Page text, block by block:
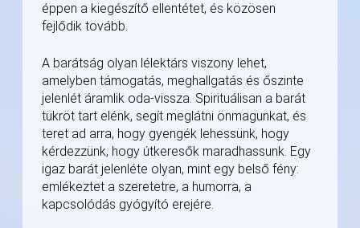
éppen a kiegészítő ellentétet, és közösen
fejlődik tovább.
A barátság olyan lélektárs viszony lehet,
amelyben támogatás, meghallgatás és őszinte
jelenlét áramlik oda-vissza. Spirituálisan a barát
tükröt tart elénk, segít meglátni önmagunkat, és
teret ad arra, hogy gyengék lehessünk, hogy
kérdezzünk, hogy útkeresők maradhassunk. Egy
igaz barát jelenléte olyan, mint egy belső fény:
emlékeztet a szeretetre, a humorra, a
kapcsolódás gyógyító erejére.